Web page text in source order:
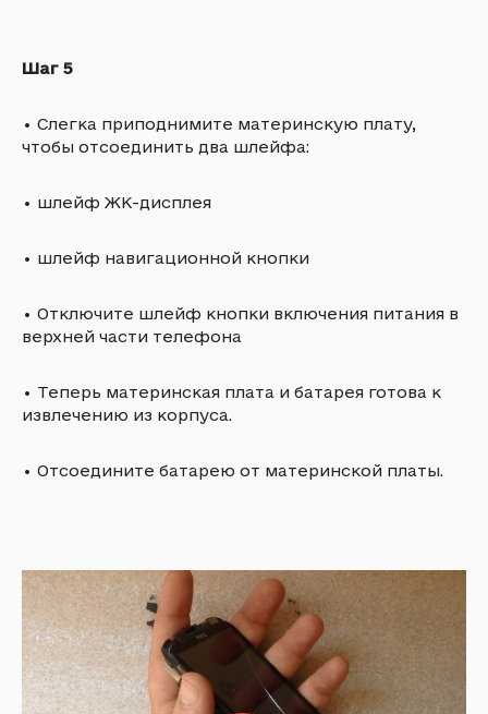
Шаг 5
• Слегка приподнимите материнскую плату,
чтобы отсоединить два шлейфа:
• шлейф ЖК-дисплея
• шлейф навигационной кнопки
• Отключите шлейф кнопки включения питания в
верхней части телефона
• Теперь материнская плата и батарея готова к
извлечению из корпуса.
• Отсоедините батарею от материнской платы.